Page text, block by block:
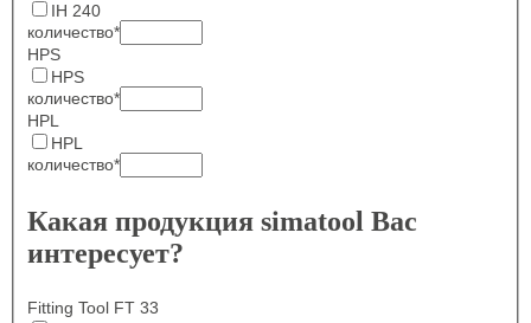
IH 240
количество*
HPS
HPS
количество*
HPL
HPL
количество*
Какая продукция simatool Вас
интересует?
Fitting Tool FT 33